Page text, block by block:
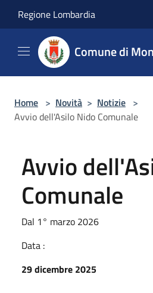
Regione Lombardia
Comune di
Home > Novità > Notizie >
Avvio dell'Asilo Nido Comunale
Avvio
Comunale
Dal 1° marzo 2026
Data :
29 dicembre 2025